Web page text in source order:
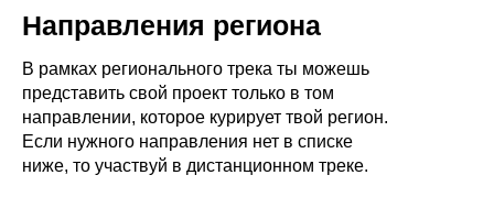
В рамках регионального трека ты можешь
представить свой проект только в том
направлении, которое курирует твой регион.
Если нужного направления нет в списке
ниже, то участвуй в дистанционном треке.
Направления региона